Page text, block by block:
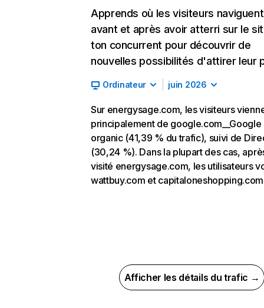
Apprends où les visiteurs naviguent
avant et après avoir atterri sur le
ton concurrent pour découvrir de
nouvelles possibilités d'attirer leur
Ordinateur juin 2026
Sur energysage.com, les visiteurs
principalement de google.com__Google
organic (41,39 % du trafic), suivi de
(30,24 %). Dans la plupart des cas,
visité energysage.com, les utilisateurs
wattbuy.com et
Afficher les détails du trafic →